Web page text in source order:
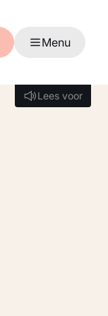
Menu
Lees voor
Lees voor